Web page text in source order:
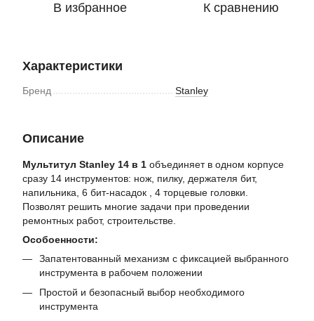
В избранное К сравнению
Характеристики
Бренд Stanley
Описание
Мультитул Stanley 14 в 1 объединяет в одном корпусе
сразу 14 инструментов: нож, пилку, держателя бит,
напильника, 6 бит-насадок , 4 торцевые головки.
Позволят решить многие задачи при проведении
ремонтных работ, строительстве.
Особоенности:
Запатентованный механизм с фиксацией выбранного
инструмента в рабочем положении
Простой и безопасный выбор необходимого
инструмента